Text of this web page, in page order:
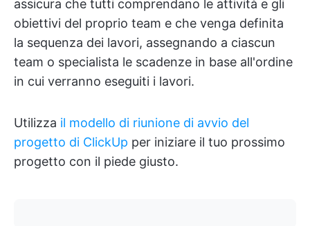
assicura che tutti comprendano le attività e gli
obiettivi del proprio team e che venga definita
la sequenza dei lavori, assegnando a ciascun
team o specialista le scadenze in base all'ordine
in cui verranno eseguiti i lavori.
Utilizza il modello di riunione di avvio del
progetto di ClickUp per iniziare il tuo prossimo
progetto con il piede giusto.